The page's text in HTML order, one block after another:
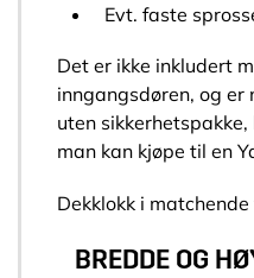
Evt. faste
Det er ikke inkludert
inngangsdøren, og er
uten
man kan kjøpe til en
Dekklokk i
BREDDE OG